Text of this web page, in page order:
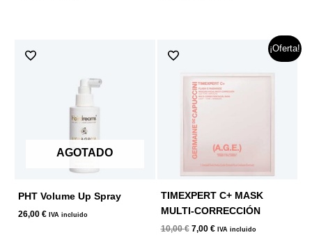
AGOTADO
PHT Volume Up Spray
26,00 € IVA incluido
¡Oferta!
TIMEXPERT C+ MASK
MULTI-CORRECCIÓN
10,00€
era:
10,00 €.
7,00 €
es:
7,00 €.
IVA incluido